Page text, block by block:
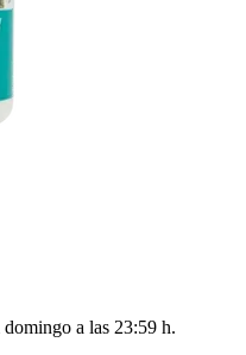
domingo a las 23:59 h.